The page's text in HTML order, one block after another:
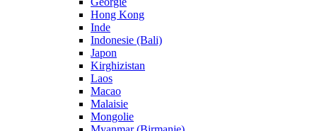
Hong Kong
Inde
Indonesie (Bali)
Japon
Kirghizistan
Laos
Macao
Malaisie
Mongolie